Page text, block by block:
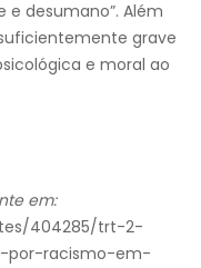
desumano”. Além
grave
e moral ao
em:
404285/trt-2-
por-racismo-em-